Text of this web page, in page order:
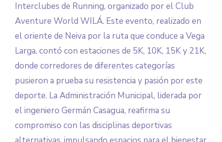
Interclubes de Running, organizado por el Club
Aventure World WILÁ. Este evento, realizado en
el oriente de Neiva por la ruta que conduce a Vega
Larga, contó con estaciones de 5K, 10K, 15K y 21K,
donde corredores de diferentes categorías
pusieron a prueba su resistencia y pasión por este
deporte. La Administración Municipal, liderada por
el ingeniero Germán Casagua, reafirma su
compromiso con las disciplinas deportivas